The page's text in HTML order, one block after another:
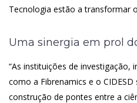
Tecnologia estão a transformar
Uma sinergia em prol
“As instituições de investigação,
como a Fibrenamics e o
construção de pontes entre a